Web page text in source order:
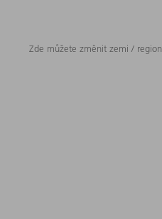
Zde můžete změnit zemi / region